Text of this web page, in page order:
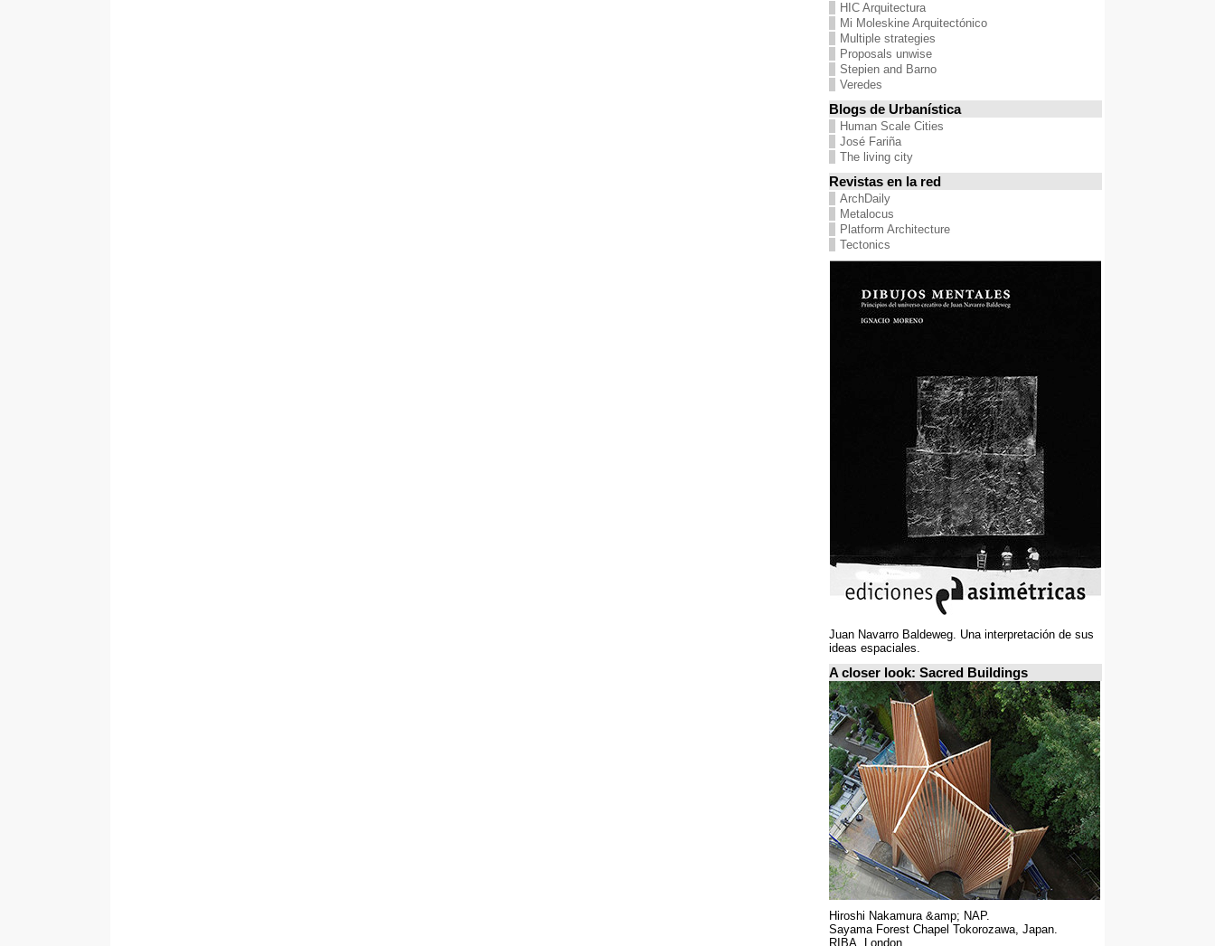
HIC Arquitectura
Mi Moleskine Arquitectónico
Multiple strategies
Proposals unwise
Stepien and Barno
Veredes
Blogs de Urbanística
Human Scale Cities
José Fariña
The living city
Revistas en la red
ArchDaily
Metalocus
Platform Architecture
Tectonics
Juan Navarro Baldeweg. Una interpretación de sus
ideas espaciales.
A closer look: Sacred Buildings
Hiroshi Nakamura &amp; NAP.
Sayama Forest Chapel Tokorozawa, Japan.
RIBA, London.